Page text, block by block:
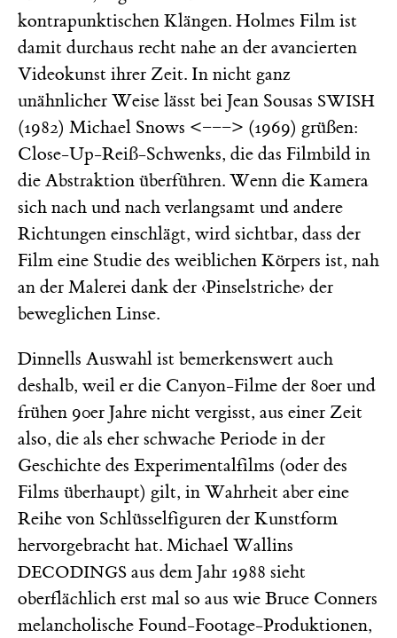
kontrapunktischen Klängen. Holmes Film ist
damit durchaus recht nahe an der avancierten
Videokunst ihrer Zeit. In nicht ganz
unähnlicher Weise lässt bei Jean Sousas SWISH
(1982) Michael Snows <−−−> (1969) grüßen:
Close-Up-Reiß-Schwenks, die das Filmbild in
die Abstraktion überführen. Wenn die Kamera
sich nach und nach verlangsamt und andere
Richtungen einschlägt, wird sichtbar, dass der
Film eine Studie des weiblichen Körpers ist, nah
an der Malerei dank der ‹Pinselstriche› der
beweglichen Linse.
Dinnells Auswahl ist bemerkenswert auch
deshalb, weil er die Canyon-Filme der 80er und
frühen 90er Jahre nicht vergisst, aus einer Zeit
also, die als eher schwache Periode in der
Geschichte des Experimentalfilms (oder des
Films überhaupt) gilt, in Wahrheit aber eine
Reihe von Schlüsselfiguren der Kunstform
hervorgebracht hat. Michael Wallins
DECODINGS aus dem Jahr 1988 sieht
oberflächlich erst mal so aus wie Bruce Conners
melancholische Found-Footage-Produktionen,